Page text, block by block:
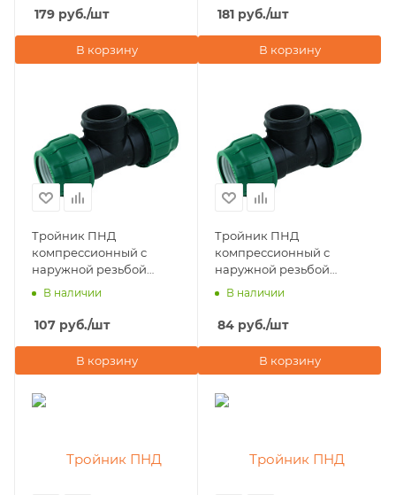
179 руб./шт
В корзину
181 руб./шт
В корзину
Тройник ПНД
компрессионный с
наружной резьбой
25х3/4"х25 POELSAN
В наличии
107 руб./шт
В корзину
Тройник ПНД
компрессионный с
наружной резьбой
20х3/4"х20 POELSAN
В наличии
84 руб./шт
В корзину